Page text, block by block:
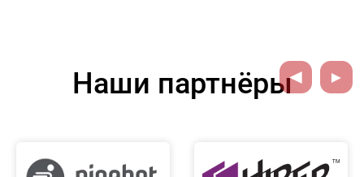
Наши партнёры